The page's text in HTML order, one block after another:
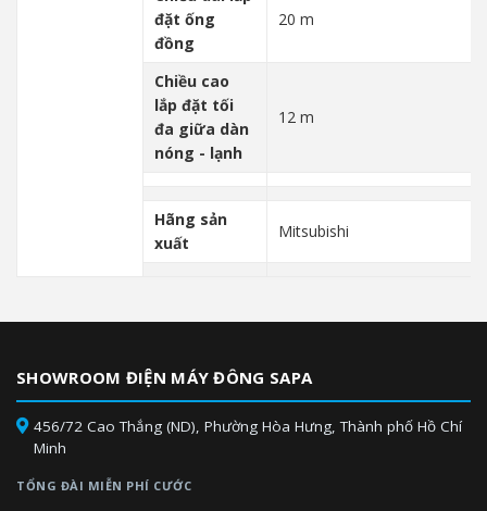
đặt ống
đồng
20 m
Chiều cao
lắp đặt tối
đa giữa dàn
nóng - lạnh
12 m
Hãng sản
xuất
Mitsubishi
SHOWROOM ĐIỆN MÁY ĐÔNG SAPA
456/72 Cao Thắng (ND), Phường Hòa Hưng, Thành phố Hồ Chí
Minh
TỔNG ĐÀI MIỄN PHÍ CƯỚC